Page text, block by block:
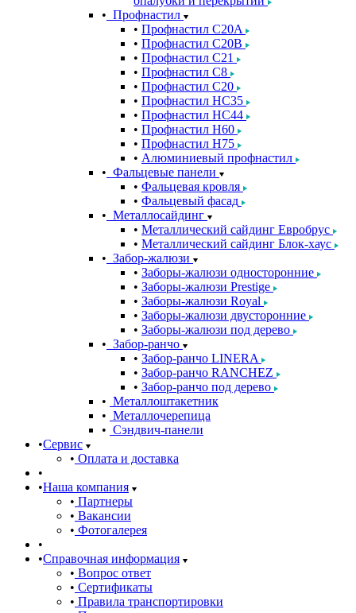
Профнастил
Профнастил С20A
Профнастил С20B
Профнастил С21
Профнастил С8
Профнастил С20
Профнастил НС35
Профнастил НС44
Профнастил Н60
Профнастил Н75
Алюминиевый профнастил
Фальцевые панели
Фальцевая кровля
Фальцевый фасад
Металлосайдинг
Металлический сайдинг Евробрус
Металлический сайдинг Блок-хаус
Забор-жалюзи
Заборы-жалюзи односторонние
Заборы-жалюзи Prestige
Заборы-жалюзи Royal
Заборы-жалюзи двусторонние
Заборы-жалюзи под дерево
Забор-ранчо
Забор-ранчо LINERA
Забор-ранчо RANCHEZ
Забор-ранчо под дерево
Металлоштакетник
Металлочерепица
Сэндвич-панели
Сервис
Оплата и доставка
Наша компания
Партнеры
Вакансии
Фотогалерея
Справочная информация
Вопрос ответ
Сертификаты
Правила транспортировки